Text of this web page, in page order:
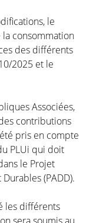
le
la consommation
des différents
2025 et le
Associées,
contributions
pris en compte
PLUi qui doit
le Projet
(PADD).
les différents